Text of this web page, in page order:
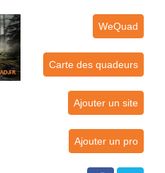
WeQuad
Carte des quadeurs
Ajouter un site
Ajouter un pro